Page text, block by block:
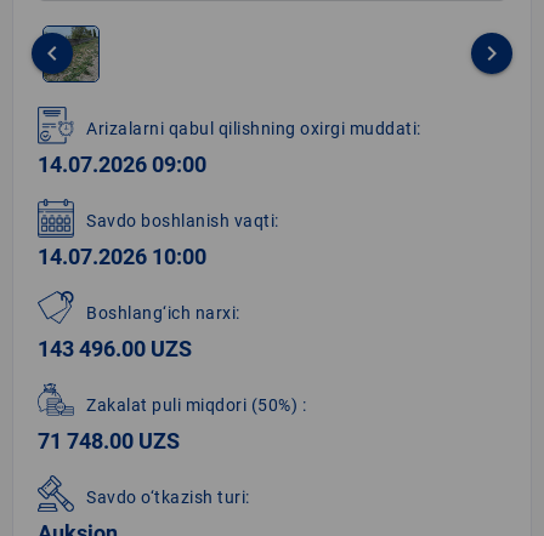
1
of
1
keyboard_arrow_left keyboard_arrow_right
Arizalarni qabul qilishning oxirgi muddati:
14.07.2026 09:00
Savdo boshlanish vaqti:
14.07.2026 10:00
Boshlang‘ich narxi:
143 496.00 UZS
Zakalat puli miqdori (50%) :
71 748.00 UZS
Savdo o‘tkazish turi: